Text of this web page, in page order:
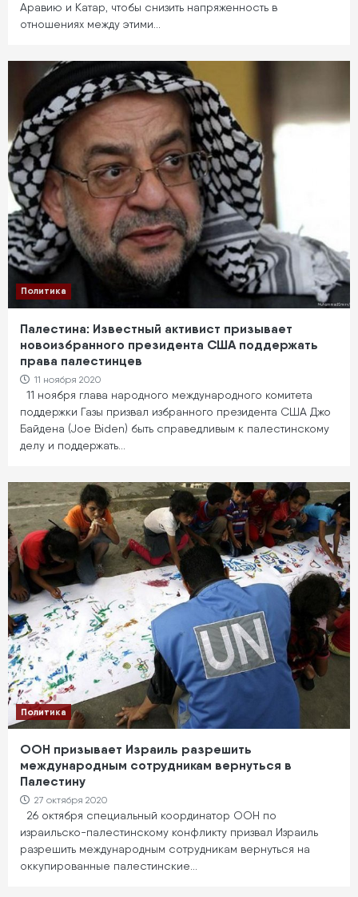
Аравию и Катар, чтобы снизить напряженность в
отношениях между этими…
Политика
Палестина: Известный активист призывает
новоизбранного президента США поддержать
права палестинцев
11 ноября 2020
11 ноября глава народного международного комитета
поддержки Газы призвал избранного президента США Джо
Байдена (Joe Biden) быть справедливым к палестинскому
делу и поддержать…
Политика
ООН призывает Израиль разрешить
международным сотрудникам вернуться в
Палестину
27 октября 2020
26 октября специальный координатор ООН по
израильско-палестинскому конфликту призвал Израиль
разрешить международным сотрудникам вернуться на
оккупированные палестинские…